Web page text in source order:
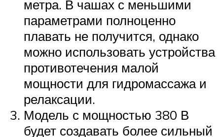
метра. В чашах с меньшими
параметрами полноценно
плавать не получится, однако
можно использовать устройства
противотечения малой
мощности для гидромассажа и
релаксации.
Модель с мощностью 380 В
будет создавать более сильный